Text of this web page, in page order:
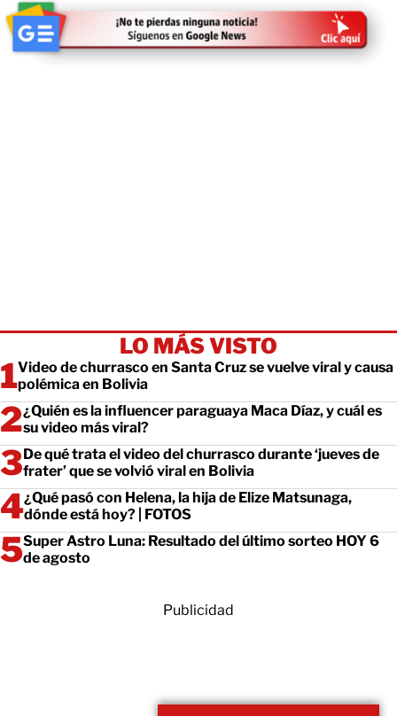
LO MÁS VISTO
Video de churrasco en Santa Cruz se vuelve viral y causa
polémica en Bolivia
¿Quién es la influencer paraguaya Maca Díaz, y cuál es
su video más viral?
De qué trata el video del churrasco durante ‘jueves de
frater’ que se volvió viral en Bolivia
¿Qué pasó con Helena, la hija de Elize Matsunaga,
dónde está hoy? | FOTOS
Super Astro Luna: Resultado del último sorteo HOY 6
de agosto
Publicidad